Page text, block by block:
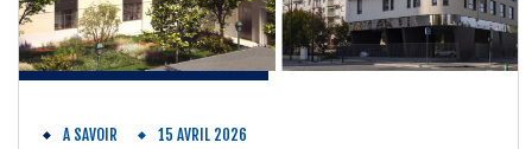
A SAVOIR 15 AVRIL 2026